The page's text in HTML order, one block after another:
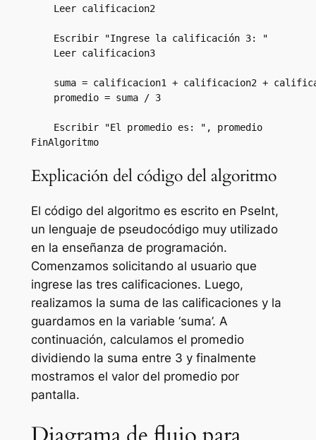
    Leer calificacion2
    Escribir "Ingrese la calificación 3: "
    Leer calificacion3
suma = calificacion1 + calificacion2 +
    promedio = suma / 3
    Escribir "El promedio es: ", promedio
FinAlgoritmo
Explicación del código del algoritmo
El código del algoritmo es escrito en PseInt,
un lenguaje de pseudocódigo muy utilizado
en la enseñanza de programación.
Comenzamos solicitando al usuario que
ingrese las tres calificaciones. Luego,
realizamos la suma de las calificaciones y la
guardamos en la variable ‘suma’. A
continuación, calculamos el promedio
dividiendo la suma entre 3 y finalmente
mostramos el valor del promedio por
pantalla.